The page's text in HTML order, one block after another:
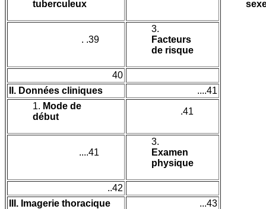
tuberculeux
. .39
3.
Facteurs
de risque
40
II. Données cliniques
....41
1. Mode de
début
.41
....41
3.
Examen
physique
..42
III. Imagerie thoracique
...43